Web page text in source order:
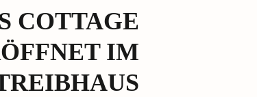
COTTAGE
IM